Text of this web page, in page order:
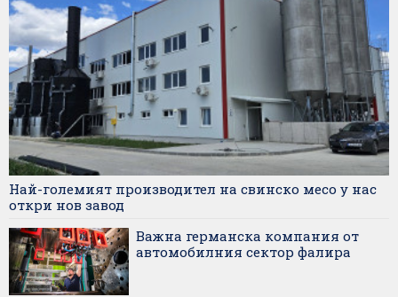
Най-големият производител на свинско месо у нас
откри нов завод
Важна германска компания от
автомобилния сектор фалира